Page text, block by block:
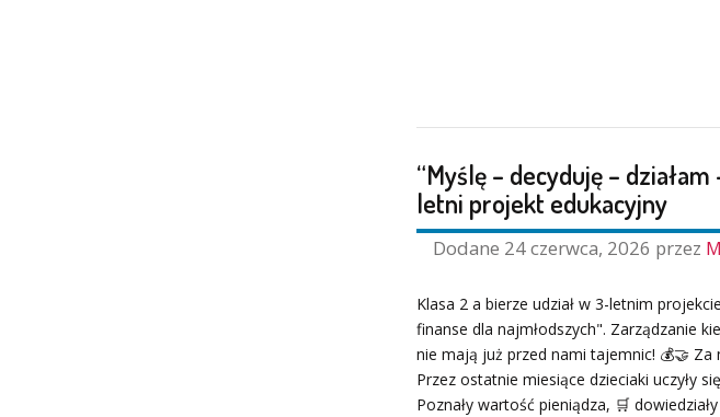
“Myślę – decyduję –
letni projekt edukacyjny
Dodane 24 czerwca, 2026 przez
Klasa 2 a bierze udział w 3-letnim
finanse dla najmłodszych". Zarządzanie
nie mają już przed nami tajemnic! 💰🤝 Za
Przez ostatnie miesiące dzieciaki uczyły
Poznały wartość pieniądza, 🛒